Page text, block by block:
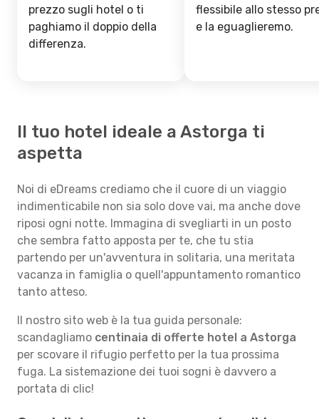
prezzo sugli hotel o ti
paghiamo il doppio della
differenza.
flessibile allo stesso
e la eguaglieremo.
Il tuo hotel ideale a Astorga ti
aspetta
Noi di eDreams crediamo che il cuore di un viaggio
indimenticabile non sia solo dove vai, ma anche dove
riposi ogni notte. Immagina di svegliarti in un posto
che sembra fatto apposta per te, che tu stia
partendo per un'avventura in solitaria, una meritata
vacanza in famiglia o quell'appuntamento romantico
tanto atteso.
Il nostro sito web è la tua guida personale:
scandagliamo centinaia di offerte hotel a Astorga
per scovare il rifugio perfetto per la tua prossima
fuga. La sistemazione dei tuoi sogni è davvero a
portata di clic!